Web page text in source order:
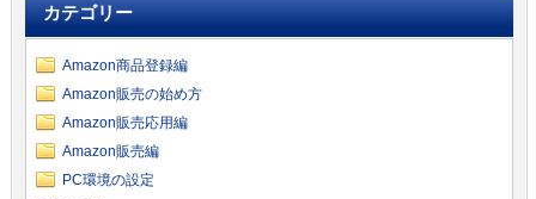
カテゴリー
Amazon商品登録編
Amazon販売の始め方
Amazon販売応用編
Amazon販売編
PC環境の設定